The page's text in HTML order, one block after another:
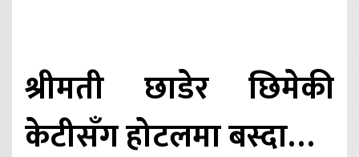
श्रीमती छाडेर छिमेकी
केटीसँग होटलमा बस्दा…